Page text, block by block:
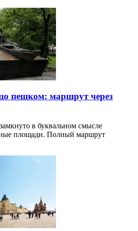
пешком: маршрут через
в буквальном смысле
площади. Полный маршрут